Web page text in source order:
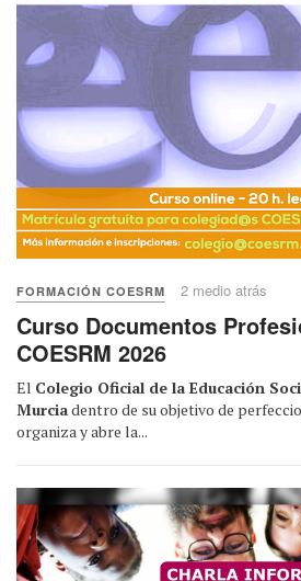
FORMACIÓN COESRM 2 medio atrás
Curso Documentos
COESRM 2026
El Colegio Oficial de la Educación
Murciadentro de su objetivo de
organiza y abre la...